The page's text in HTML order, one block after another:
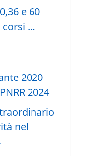
e 60
corsi …
nel